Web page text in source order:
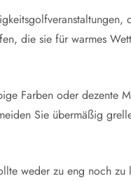
die sie für warmes
Farben oder dezente
Sie übermäßig
weder zu eng noch